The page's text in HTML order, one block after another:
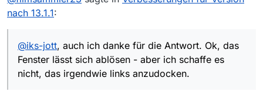
bedeutet momentan a) viel mehr Klickerei,
aber fast schlimmer b) die Einstellungen sind
nicht dauerhaft sichtbar.
Das war zuvor viel benutzerfreundlicher, so
nach 13.1.1:
@iks-jott, auch ich danke für die Antwort. Ok, das
Fenster lässt sich ablösen - aber ich schaffe es
nicht, das irgendwie links anzudocken.